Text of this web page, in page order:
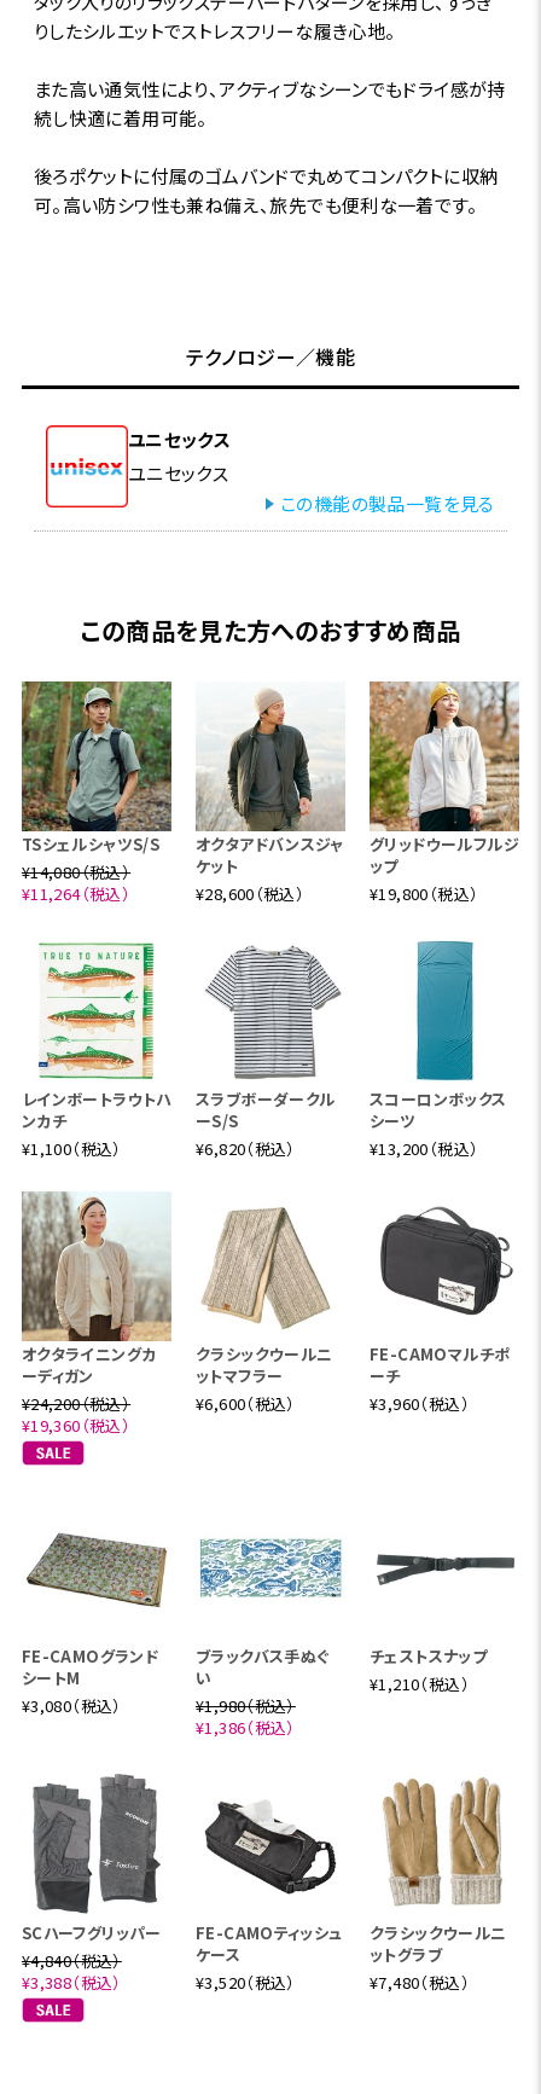
りしたシルエットでストレスフリーな履き心地。
また高い通気性により、アクティブなシーンでもドライ感が持
続し快適に着用可能。
後ろポケットに付属のゴムバンドで丸めてコンパクトに収納
可。高い防シワ性も兼ね備え、旅先でも便利な一着です。
テクノロジー／機能
ユニセックス
ユニセックス
この機能の製品一覧を見る
この商品を見た方へのおすすめ商品
TSシェルシャツS/S
¥14,080（税込）
¥11,264（税込）
オクタアドバンスジャ
ケット
¥28,600（税込）
グリッドウールフルジ
ップ
¥19,800（税込）
レインボートラウトハ
ンカチ
¥1,100（税込）
スラブボーダークル
ーS/S
¥6,820（税込）
スコーロンボックス
シーツ
¥13,200（税込）
オクタライニングカ
ーディガン
¥24,200（税込）
¥19,360（税込）
クラシックウールニ
ットマフラー
¥6,600（税込）
FE-CAMOマルチポ
ーチ
¥3,960（税込）
FE-CAMOグランド
シートM
¥3,080（税込）
ブラックバス手ぬぐ
い
¥1,980（税込）
¥1,386（税込）
チェストスナップ
¥1,210（税込）
SCハーフグリッパー
¥4,840（税込）
¥3,388（税込）
FE-CAMOティッシュ
ケース
¥3,520（税込）
クラシックウールニ
ットグラブ
¥7,480（税込）